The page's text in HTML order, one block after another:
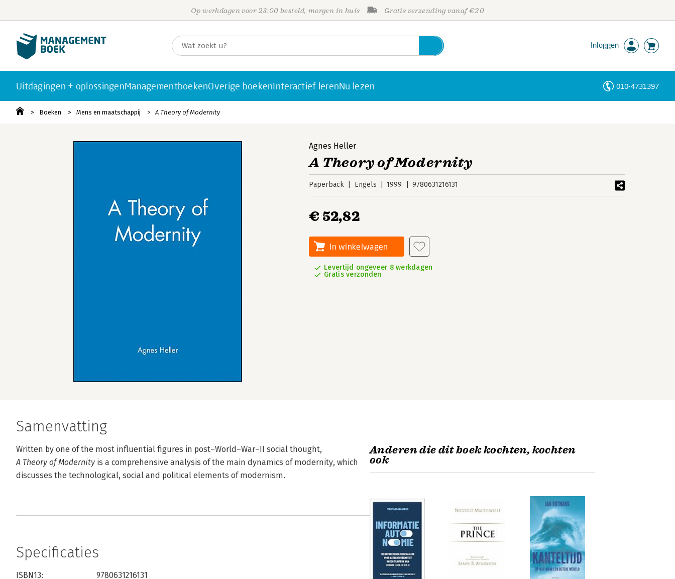
Op werkdagen voor 23:00 besteld, morgen in huis Gratis verzending vanaf €20
Inloggen
Uitdagingen + oplossingenManagementboekenOverige boekenInteractief lerenNu lezen 010-4731397
Boeken Mens en maatschappij A Theory of Modernity
Agnes Heller
A Theory of Modernity
Paperback Engels 1999 9780631216131
€ 52,82
In winkelwagen
Levertijd ongeveer 8 werkdagen
Gratis verzonden
Samenvatting
Written by one of the most influential figures in post–World–War–II social thought,
A Theory of Modernity is a comprehensive analysis of the main dynamics of modernity, which
discusses the technological, social and political elements of modernism.
Specificaties
ISBN13:
9780631216131
Anderen die dit boek kochten, kochten
ook
Personen